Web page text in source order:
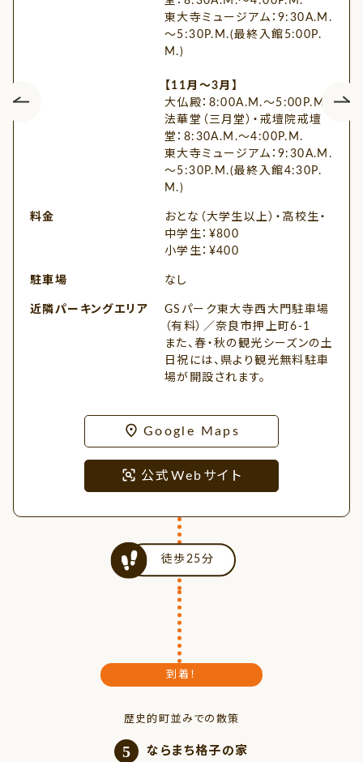
東大寺ミュージアム：9:30A.M.
～5:30P.M.(最終入館5:00P.
M.)
【11月～3月】
大仏殿：8:00A.M.～5:00P.M.
法華堂（三月堂）・戒壇院戒壇
堂：8:30A.M.～4:00P.M.
東大寺ミュージアム：9:30A.M.
～5:30P.M.(最終入館4:30P.
M.)
料金
おとな（大学生以上）・高校生・
中学生：¥800
小学生：¥400
駐車場 なし
近隣パーキングエリア
GSパーク東大寺西大門駐車場
（有料）／奈良市押上町6-1
また、春・秋の観光シーズンの土
日祝には、県より観光無料駐車
場が開設されます。
Google Maps
公式Webサイト
徒歩25分
到着！
歴史的町並みでの散策
5 ならまち格子の家